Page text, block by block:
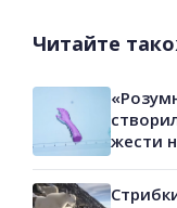
Читайте
жести